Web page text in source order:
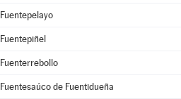
Fuentepelayo
Fuentepiñel
Fuenterrebollo
Fuentesaúco de Fuentidueña